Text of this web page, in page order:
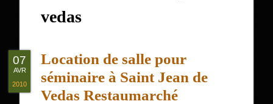
vedas
Location de salle pour
séminaire à Saint Jean de
Vedas Restaumarché
07
AVR
2010